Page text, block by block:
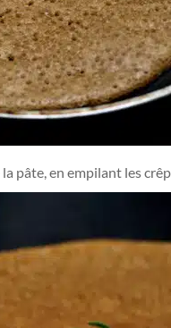
pâte, en empilant les